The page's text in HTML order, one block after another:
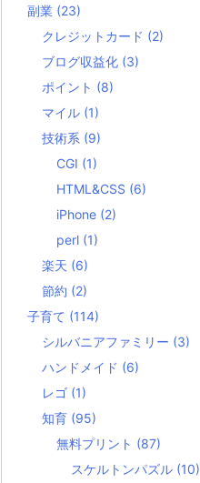
副業 (23)
クレジットカード (2)
ブログ収益化 (3)
ポイント (8)
マイル (1)
技術系 (9)
CGI (1)
HTML&CSS (6)
iPhone (2)
perl (1)
楽天 (6)
節約 (2)
子育て (114)
シルバニアファミリー (3)
ハンドメイド (6)
レゴ (1)
知育 (95)
無料プリント (87)
スケルトンパズル (10)